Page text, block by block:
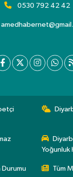
0530 792 42 42
Yoğunluk
Durumu
Tüm